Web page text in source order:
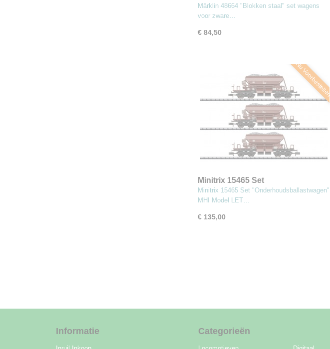
wagens voor zware lasten
Märklin 48664 "Blokken staal" set wagens
voor zware…
€ 84,50
Nu Voorbestellen
Minitrix 15465 Set
"Onderhoudsballastwagen"
Minitrix 15465 Set "Onderhoudsballastwagen"
MHI Model LET…
€ 135,00
Informatie Categorieën